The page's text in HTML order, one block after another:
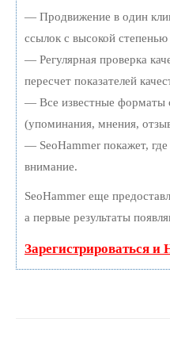
— Продвижение в один
ссылок с высокой
— Регулярная проверка
пересчет показателей
— Все известные форматы
(упоминания, мнения,
— SeoHammer покажет,
внимание.
SeoHammer еще
а первые результаты
Зарегистрироваться и